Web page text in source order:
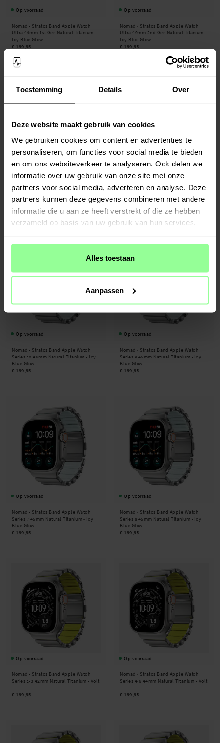
Toestemming Details Over
Deze website maakt gebruik van cookies
We gebruiken cookies om content en advertenties te
personaliseren, om functies voor social media te bieden
en om ons websiteverkeer te analyseren. Ook delen we
informatie over uw gebruik van onze site met onze
partners voor social media, adverteren en analyse. Deze
partners kunnen deze gegevens combineren met andere
informatie die u aan ze heeft verstrekt of die ze hebben
verzameld op basis van uw gebruik van hun services.
Alles toestaan
Aanpassen
Op voorraad
Nomad - Stratos Band Apple Watch
Ultra 49mm 1st Gen Natural Titanium -
Icy Blue Glow
€ 199,95
Op voorraad
Nomad - Stratos Band Apple Watch
Ultra 49mm 2nd Gen Natural Titanium -
Icy Blue Glow
€ 199,95
Op voorraad
Nomad -Stratos Band Apple Watch
Icy Blue Glow
€ 199,95
Op voorraad
Nomad -Stratos Band Apple Watch
Blue Glow
€ 199,95
Op voorraad
Nomad - Stratos Band Apple Watch
Series 10 46mm Natural Titanium - Icy
Blue Glow
€ 199,95
Op voorraad
Nomad - Stratos Band Apple Watch
Series 9 45mm Natural Titanium - Icy
Blue Glow
€ 199,95
Op voorraad
Nomad - Stratos Band Apple Watch
Series 7 45mm Natural Titanium - Icy
Blue Glow
€ 199,95
Op voorraad
Nomad - Stratos Band Apple Watch
Series 8 45mm Natural Titanium - Icy
Blue Glow
€ 199,95
Op voorraad
Nomad - Stratos Band Apple Watch
Series 1-3 42mm Natural Titanium - Volt
€ 199,95
Op voorraad
Nomad - Stratos Band Apple Watch
Series 4-6 44mm Natural Titanium - Volt
€ 199,95